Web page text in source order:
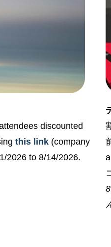
discounted
this link(company
2026 to 8/14/2026.